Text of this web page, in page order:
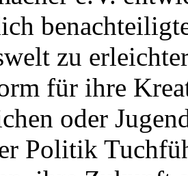
zu
für ihre
oder
Politik